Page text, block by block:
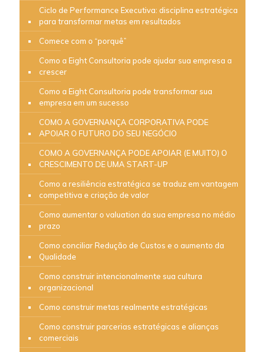
Ciclo de Performance Executiva: disciplina estratégica
para transformar metas em resultados
Comece com o “porquê”
Como a Eight Consultoria pode ajudar sua empresa a
crescer
Como a Eight Consultoria pode transformar sua
empresa em um sucesso
COMO A GOVERNANÇA CORPORATIVA PODE
APOIAR O FUTURO DO SEU NEGÓCIO
COMO A GOVERNANÇA PODE APOIAR (E MUITO) O
CRESCIMENTO DE UMA START-UP
Como a resiliência estratégica se traduz em vantagem
competitiva e criação de valor
Como aumentar o valuation da sua empresa no médio
prazo
Como conciliar Redução de Custos e o aumento da
Qualidade
Como construir intencionalmente sua cultura
organizacional
Como construir metas realmente estratégicas
Como construir parcerias estratégicas e alianças
comerciais